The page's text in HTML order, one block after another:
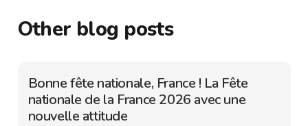
Other blog posts
Bonne fête nationale, France ! La Fête
nationale de la France 2026 avec une
nouvelle attitude